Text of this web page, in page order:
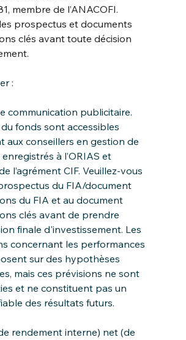
membre de l’ANACOFI.
prospectus et documents
clés avant toute décision
:
communication publicitaire.
fonds sont accessibles
aux conseillers en gestion de
à l’ORIAS et
l’agrément CIF. Veuillez-vous
du FIA/document
du FIA et au document
clés avant de prendre
finale d'investissement. Les
concernant les performances
sur des hypothèses
mais ces prévisions ne sont
et ne constituent pas un
des résultats futurs.
rendement interne) net (de